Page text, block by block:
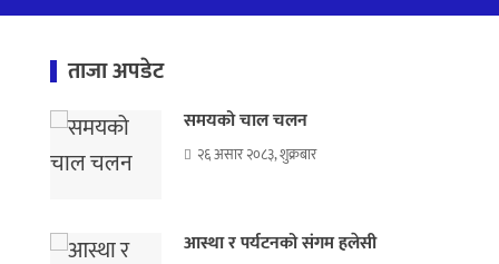
ताजा अपडेट
समयको चाल चलन
२६ असार २०८३, शुक्रबार
आस्था र पर्यटनको संगम हलेसी